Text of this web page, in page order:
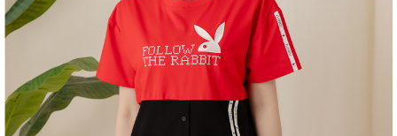
【注意事項】
１．透過由恩沛科技股份有限公司提供之「AFTEE先享後付」服務完成之交
易，需依本服務之必要範圍內提供個人資料，並將交易相關給付款項請求債
權轉讓予恩沛科技股份有限公司。
２．關於個人資料處理事宜，請瀏覽以下網址：
https://aftee.tw/terms/#terms3
３．未成年的使用者請事先徵得法定代理人或監護人之同意方可使用
「AFTEE先享後付」，若未經同意申辦者引起之損失，本公司不負相關責
7-11取貨付款
每筆NT$60，滿NT$2,000(含以上)免運費
付款後7-11取貨
每筆NT$60，滿NT$2,000(含以上)免運費
宅配